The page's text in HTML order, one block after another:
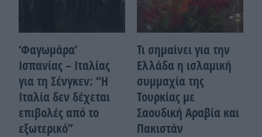
‘Φαγωμάρα’
Ισπανίας – Ιταλίας
για τη Σένγκεν: “Η
Ιταλία δεν δέχεται
επιβολές από το
εξωτερικό”
Τι σημαίνει για την
Ελλάδα η ισλαμική
συμμαχία της
Τουρκίας με
Σαουδική Αραβία και
Πακιστάν